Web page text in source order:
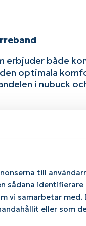
till
sådana
vi samarbetar med.
eller som
erbjuder både
optimala
i nubuck
stöd och
bidrar till